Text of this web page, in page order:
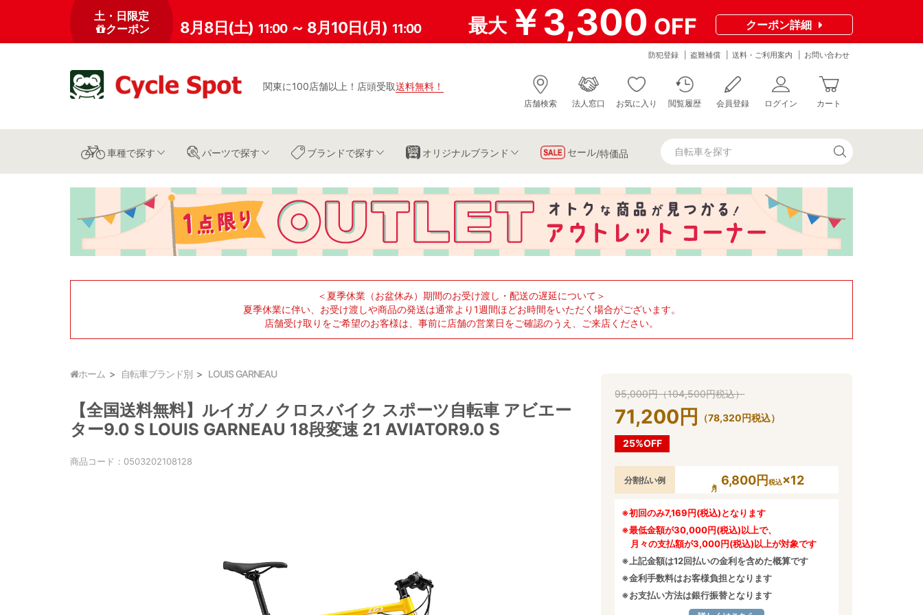
土・日限定
クーポン
8月8日(土) 11:00 ～ 8月10日(月) 11:00 最大￥3,300 OFF クーポン詳細
関東に100店舗以上 ！ 店頭受取送料無料 ！
防犯登録 盗難補償 送料・ご利用案内 お問い合わせ
店舗検索 法人窓口 お気に入り 閲覧履歴 会員登録 ログイン カート
車種で探す パーツで探す ブランドで探す オリジナルブランド セール/特価品
＜夏季休業（お盆休み）期間のお受け渡し・配送の遅延について＞
夏季休業に伴い、お受け渡しや商品の発送は通常より1週間ほどお時間をいただく場合がございます。
店舗受け取りをご希望のお客様は、事前に店舗の営業日をご確認のうえ、ご来店ください。
ホーム 自転車ブランド別 LOUIS GARNEAU
【全国送料無料】ルイガノ クロスバイク スポーツ自転車 アビエー
ター9.0 S LOUIS GARNEAU 18段変速 21 AVIATOR9.0 S
商品コード： 0503202108128
95,000円（104,500円税込）
71,200 円 （78,320円税込）
25%OFF
分割払い例 6,800円税込×12
※初回のみ7,169円(税込)となります
※最低金額が30,000円(税込)以上で、
月々の支払額が3,000円(税込)以上が対象です
※上記金額は12回払いの金利を含めた概算です
※金利手数料はお客様負担となります
※お支払い方法は銀行振替となります